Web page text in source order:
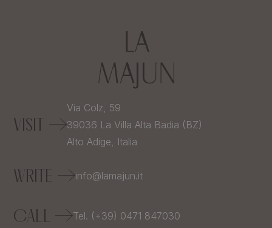
VISIT
Via Colz, 59
39036 La Villa Alta Badia (BZ)
Alto Adige, Italia
WRITE info@lamajun.it
CALL Tel. (+39) 0471 847030